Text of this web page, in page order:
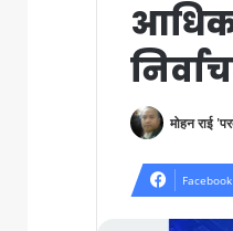
मोहन राई
Facebook